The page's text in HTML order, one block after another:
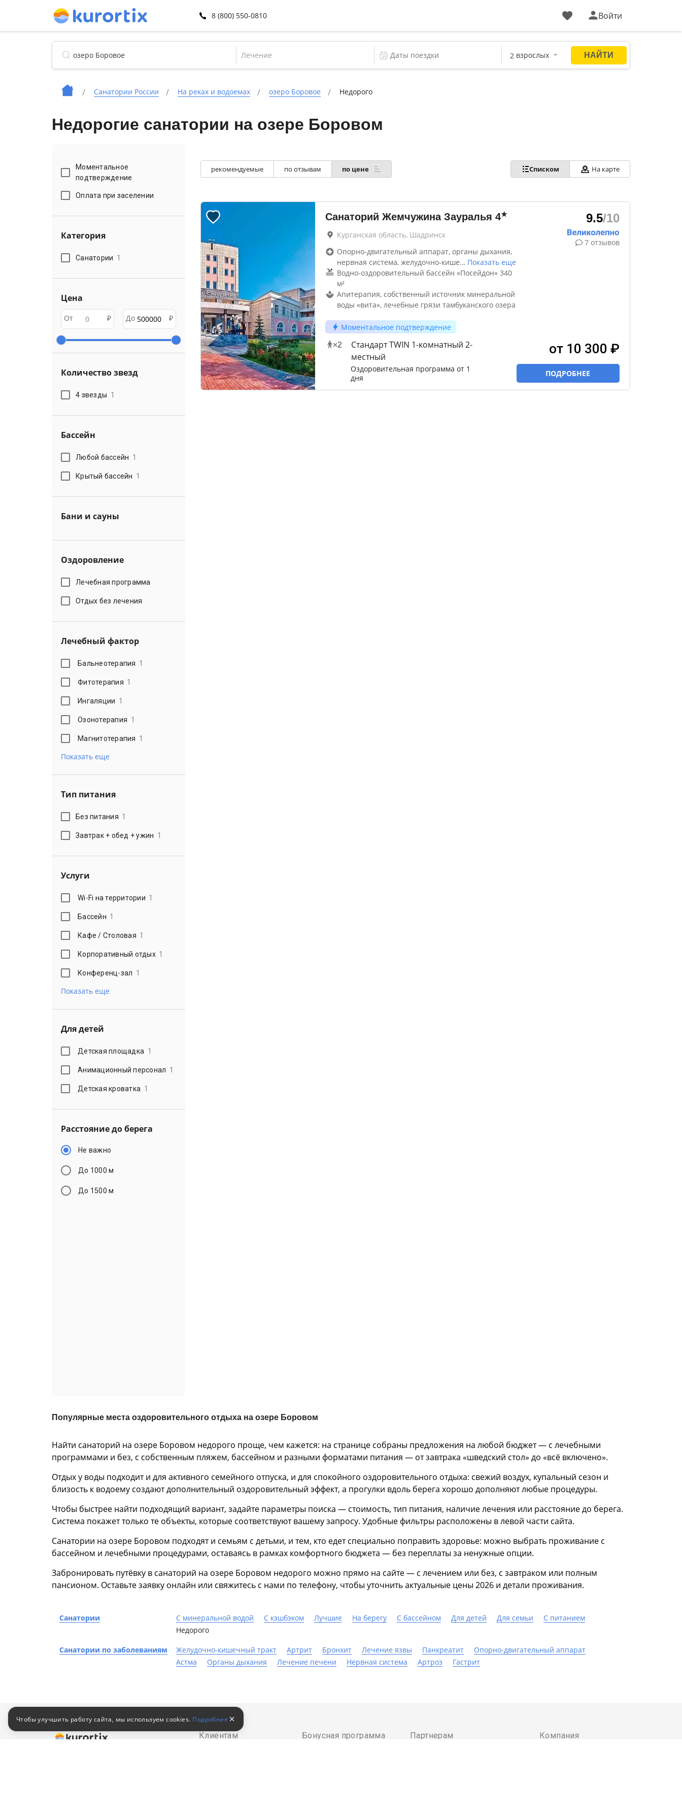
8 (800) 550-0810 Войти
Лечение
Санатории России На реках и водоемах озеро Боровое Недорого
Недорогие санатории на озере Боровом
Моментальное
подтверждение
Оплата при заселении
Категория
Санатории 1
Цена
От ₽ До ₽
Количество звезд
4 звезды 1
Бассейн
Любой бассейн 1
Крытый бассейн 1
Бани и сауны
Оздоровление
Лечебная программа
Отдых без лечения
Лечебный фактор
Бальнеотерапия 1
Фитотерапия 1
Ингаляции 1
Озонотерапия 1
Магнитотерапия 1
Показать еще
Тип питания
Без питания 1
Завтрак + обед + ужин 1
Услуги
Wi-Fi на территории 1
Бассейн 1
Кафе / Столовая 1
Корпоративный отдых 1
Конференц-зал 1
Показать еще
Для детей
Детская площадка 1
Анимационный персонал 1
Детская кроватка 1
Расстояние до берега
Не важно
До 1000 м
До 1500 м
рекомендуемые по отзывам по цене Списком На карте
Санаторий Жемчужина Зауралья 4★
Курганская область, Шадринск
Опорно-двигательный аппарат, органы дыхания,
нервная система, желудочно-кише… Показать еще
Водно-оздоровительный бассейн «Посейдон» 340
м²
Апитерапия, собственный источник минеральной
воды «вита», лечебные грязи тамбуканского озера
Моментальное подтверждение
×2
Стандарт TWIN 1-комнатный 2-
местный
Оздоровительная программа от 1
дня
9.5/10
7 отзывов
от 10 300 ₽
ПОДРОБНЕЕ
Популярные места оздоровительного отдыха на озере Боровом
Найти санаторий на озере Боровом недорого проще, чем кажется: на странице собраны предложения на любой бюджет — с лечебными
программами и без, с собственным пляжем, бассейном и разными форматами питания — от завтрака «шведский стол» до «всё включено».
Отдых у воды подходит и для активного семейного отпуска, и для спокойного оздоровительного отдыха: свежий воздух, купальный сезон и
близость к водоему создают дополнительный оздоровительный эффект, а прогулки вдоль берега хорошо дополняют любые процедуры.
Чтобы быстрее найти подходящий вариант, задайте параметры поиска — стоимость, тип питания, наличие лечения или расстояние до берега.
Система покажет только те объекты, которые соответствуют вашему запросу. Удобные фильтры расположены в левой части сайта.
Санатории на озере Боровом подходят и семьям с детьми, и тем, кто едет специально поправить здоровье: можно выбрать проживание с
бассейном и лечебными процедурами, оставаясь в рамках комфортного бюджета — без переплаты за ненужные опции.
Забронировать путёвку в санаторий на озере Боровом недорого можно прямо на сайте — с лечением или без, с завтраком или полным
пансионом. Оставьте заявку онлайн или свяжитесь с нами по телефону, чтобы уточнить актуальные цены 2026 и детали проживания.
Санатории С минеральной водой С кэшбэком Лучшие На берегу C бассейном Для детей Для семьи
С питанием
Недорого
Санатории по заболеваниям Желудочно-кишечный тракт Артрит Бронхит Лечение язвы Панкреатит
Опорно-двигательный аппарат
Астма
Органы дыхания Лечение печени Нервная система Артроз Гастрит
Клиентам Бонусная программа Партнерам Компания
Чтобы улучшить работу сайта, мы используем cookies. Подробнее